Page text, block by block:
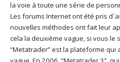
la voie à toute une série de
Les forums Internet ont été pris
nouvelles méthodes ont fait leur
cela la deuxième vague, si vous le
“Metatrader” est la plateforme qui